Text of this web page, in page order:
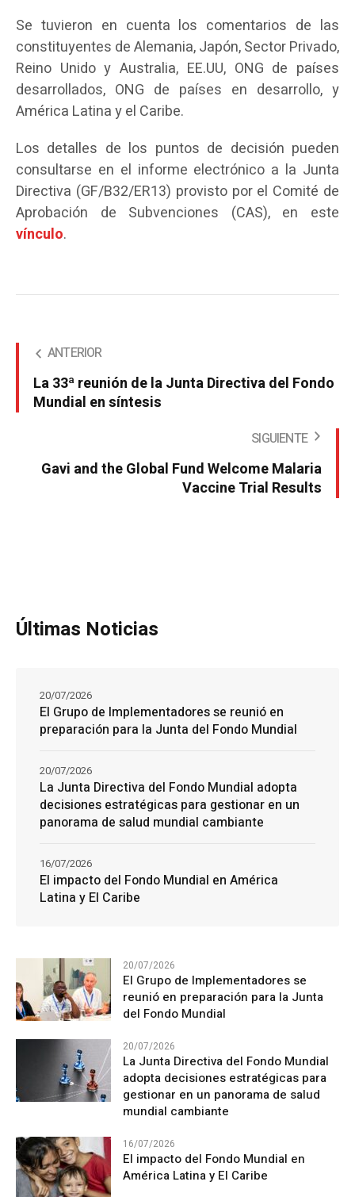
Se tuvieron en cuenta los comentarios de las
constituyentes de Alemania, Japón, Sector Privado,
Reino Unido y Australia, EE.UU, ONG de países
desarrollados, ONG de países en desarrollo, y
América Latina y el Caribe.
Los detalles de los puntos de decisión pueden
consultarse en el informe electrónico a la Junta
Directiva (GF/B32/ER13) provisto por el Comité de
Aprobación de Subvenciones (CAS), en este
vínculo.
ANTERIOR
La 33ª reunión de la Junta Directiva del Fondo
Mundial en síntesis
SIGUIENTE
Gavi and the Global Fund Welcome Malaria
Vaccine Trial Results
Últimas Noticias
El Grupo de Implementadores se reunió en
preparación para la Junta del Fondo Mundial
20/07/2026
La Junta Directiva del Fondo Mundial adopta
decisiones estratégicas para gestionar en un
panorama de salud mundial cambiante
20/07/2026
El impacto del Fondo Mundial en América
Latina y El Caribe
16/07/2026
20/07/2026
El Grupo de Implementadores se
reunió en preparación para la Junta
del Fondo Mundial
20/07/2026
La Junta Directiva del Fondo Mundial
adopta decisiones estratégicas para
gestionar en un panorama de salud
mundial cambiante
16/07/2026
El impacto del Fondo Mundial en
América Latina y El Caribe